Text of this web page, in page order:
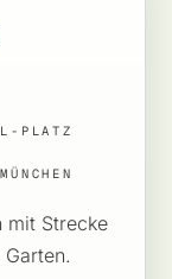
PLATZ
mit Strecke